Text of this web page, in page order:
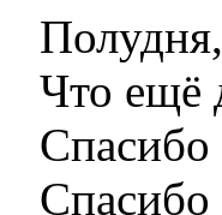
Что ещё
Спасибо